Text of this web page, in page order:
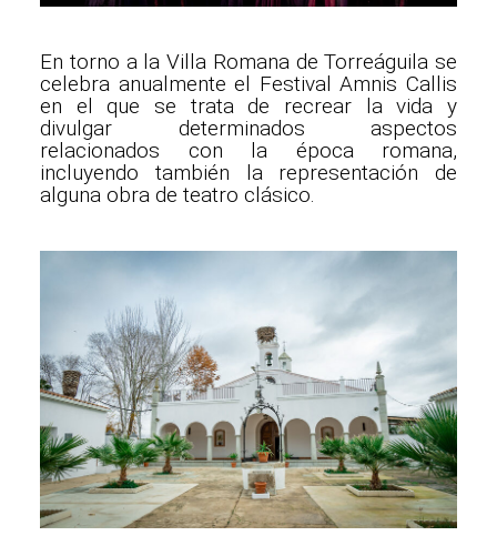
En torno a la Villa Romana de Torreáguila se
celebra anualmente el Festival Amnis Callis
en el que se trata de recrear la vida y
divulgar determinados aspectos
relacionados con la época romana,
incluyendo también la representación de
alguna obra de teatro clásico.